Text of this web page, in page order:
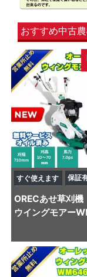
おすすめ中古
すぐ使えます 保証
ORECあせ草刈機
ウイングモアー